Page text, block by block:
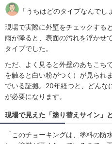
「うちはどのタイプなんでし
現場で実際に外壁をチェックする
雨が降ると、表面の汚れを浮かせ
タイプでした。
ただ、よく見ると外壁のあちこち
を触ると白い粉がつく）が見られ
でいる証拠。20年経つと、どんな
が必要になります。
現場で見えた「塗り替えサイン」
「このチョーキングは、塗料の防